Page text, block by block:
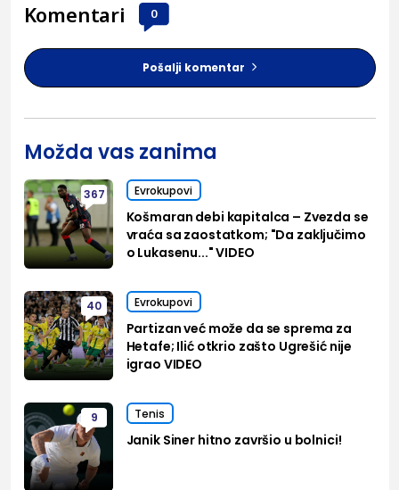
Komentari 0
Pošalji komentar
Možda vas zanima
367 Evrokupovi
Košmaran debi kapitalca – Zvezda se
vraća sa zaostatkom; "Da zaključimo
o Lukasenu..." VIDEO
40 Evrokupovi
Partizan već može da se sprema za
Hetafe; Ilić otkrio zašto Ugrešić nije
igrao VIDEO
9 Tenis
Janik Siner hitno završio u bolnici!